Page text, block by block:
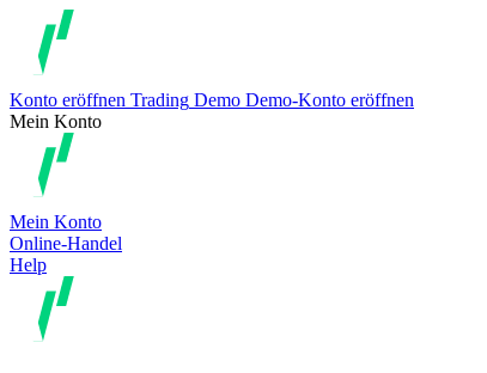
Konto eröffnen Trading Demo Demo-Konto eröffnen
Mein Konto
Mein Konto
Online-Handel
Help